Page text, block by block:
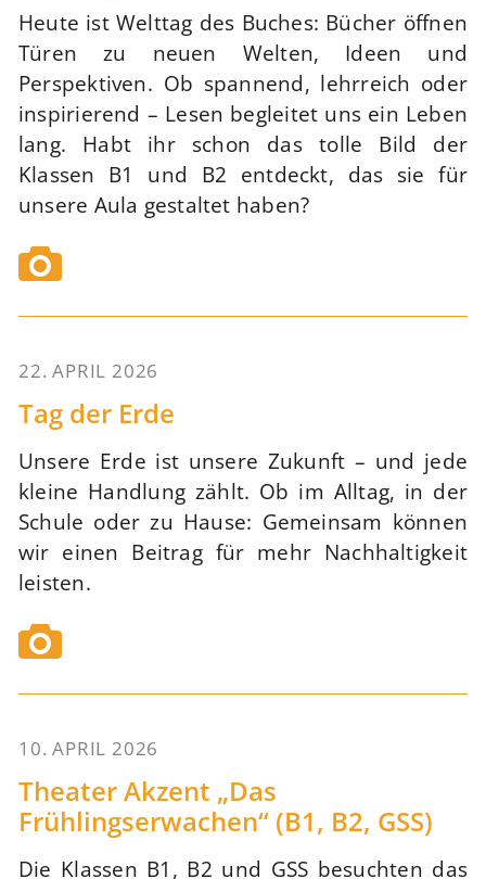
Heute ist Welttag des Buches: Bücher öffnen
Türen zu neuen Welten, Ideen und
Perspektiven. Ob spannend, lehrreich oder
inspirierend – Lesen begleitet uns ein Leben
lang. Habt ihr schon das tolle Bild der
Klassen B1 und B2 entdeckt, das sie für
unsere Aula gestaltet haben?
22. APRIL 2026
Tag der Erde
Unsere Erde ist unsere Zukunft – und jede
kleine Handlung zählt. Ob im Alltag, in der
Schule oder zu Hause: Gemeinsam können
wir einen Beitrag für mehr Nachhaltigkeit
leisten.
10. APRIL 2026
Theater Akzent „Das
Frühlingserwachen“ (B1, B2, GSS)
Die Klassen B1, B2 und GSS besuchten das